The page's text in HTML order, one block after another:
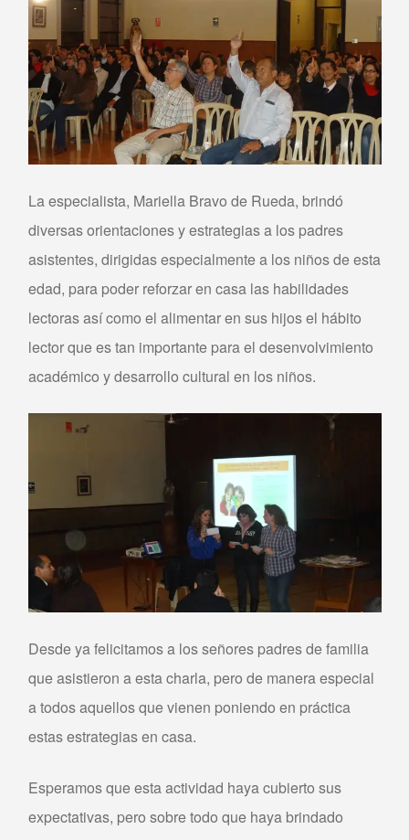
La especialista, Mariella Bravo de Rueda, brindó
diversas orientaciones y estrategias a los padres
asistentes, dirigidas especialmente a los niños de esta
edad, para poder reforzar en casa las habilidades
lectoras así como el alimentar en sus hijos el hábito
lector que es tan importante para el desenvolvimiento
académico y desarrollo cultural en los niños.
Desde ya felicitamos a los señores padres de familia
que asistieron a esta charla, pero de manera especial
a todos aquellos que vienen poniendo en práctica
estas estrategias en casa.
Esperamos que esta actividad haya cubierto sus
expectativas, pero sobre todo que haya brindado